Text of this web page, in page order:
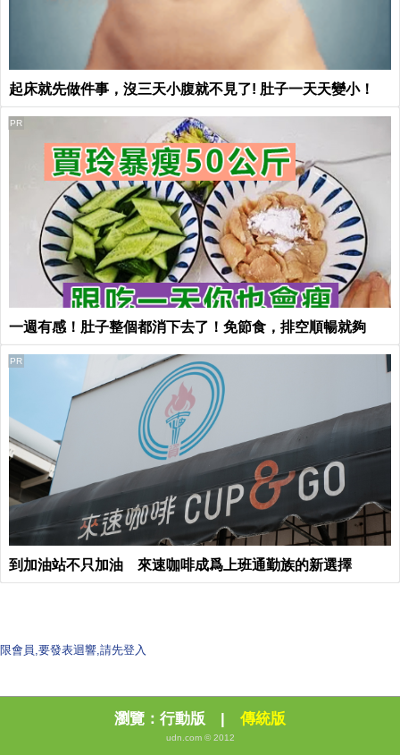
起床就先做件事，沒三天小腹就不見了! 肚子一天天變小！
一週有感！肚子整個都消下去了！免節食，排空順暢就夠
PR
到加油站不只加油 來速咖啡成爲上班通勤族的新選擇
PR
限會員,要發表迴響,請先登入
瀏覽： 行動版 傳統版
udn.com © 2012